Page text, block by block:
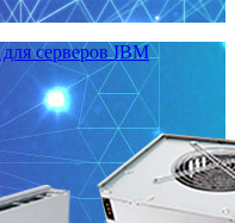
серверов IBM